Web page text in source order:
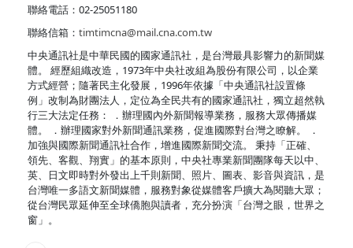
聯絡電話：02-25051180
聯絡信箱： timtimcna@mail.cna.com.tw
中央通訊社是中華民國的國家通訊社，是台灣最具影響力的新聞媒
體。 經歷組織改造，1973年中央社改組為股份有限公司，以企業
方式經營；隨著民主化發展，1996年依據「中央通訊社設置條
例」改制為財團法人，定位為全民共有的國家通訊社，獨立超然執
行三大法定任務： ．辦理國內外新聞報導業務，服務大眾傳播媒
體。 ．辦理國家對外新聞通訊業務，促進國際對台灣之瞭解。 ．
加強與國際新聞通訊社合作，增進國際新聞交流。 秉持「正確、
領先、客觀、翔實」的基本原則，中央社專業新聞團隊每天以中、
英、日文即時對外發出上千則新聞、照片、圖表、影音與資訊，是
台灣唯一多語文新聞媒體，服務對象從媒體客戶擴大為閱聽大眾；
從台灣民眾延伸至全球僑胞與讀者，充分扮演「台灣之眼，世界之
窗」。